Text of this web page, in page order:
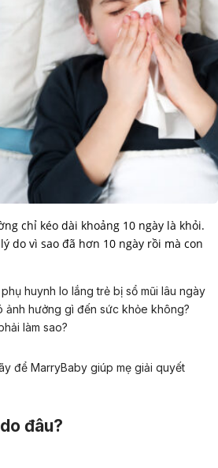
chỉ kéo dài khoảng 10 ngày là khỏi.
do vì sao đã hơn 10 ngày rồi mà con
huynh lo lắng trẻ bị sổ mũi lâu ngày
ảnh hưởng gì đến sức khỏe không?
làm sao?
để MarryBaby giúp mẹ giải quyết
đâu?